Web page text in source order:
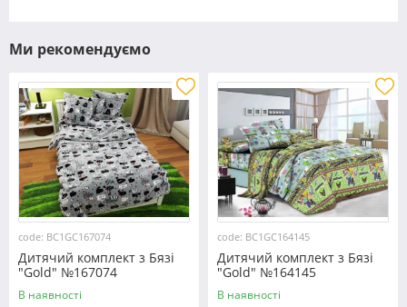
Ми рекомендуємо
code: BC1GC167074
Дитячий комплект з Бязі
"Gold" №167074
Черешенка™
В наявності
code: BC1GC164145
Дитячий комплект з Бязі
"Gold" №164145
Черешенка™
В наявності